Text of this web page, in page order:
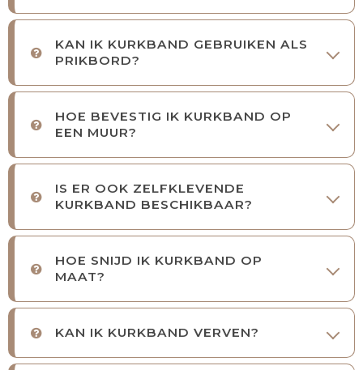
KAN IK KURKBAND GEBRUIKEN ALS
PRIKBORD?
HOE BEVESTIG IK KURKBAND OP
EEN MUUR?
IS ER OOK ZELFKLEVENDE
KURKBAND BESCHIKBAAR?
HOE SNIJD IK KURKBAND OP
MAAT?
KAN IK KURKBAND VERVEN?